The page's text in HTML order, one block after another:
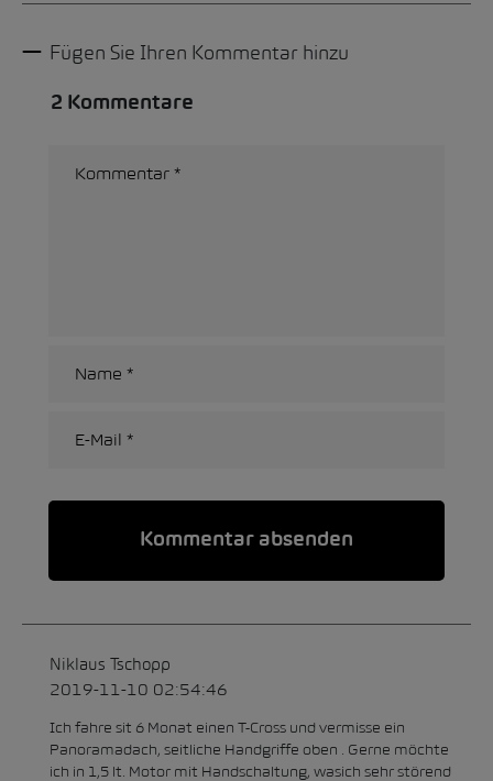
Fügen Sie Ihren Kommentar hinzu
2 Kommentare
Niklaus Tschopp
2019-11-10 02:54:46
Ich fahre sit 6 Monat einen T-Cross und vermisse ein
Panoramadach, seitliche Handgriffe oben . Gerne möchte
ich in 1,5 lt. Motor mit Handschaltung, wasich sehr störend